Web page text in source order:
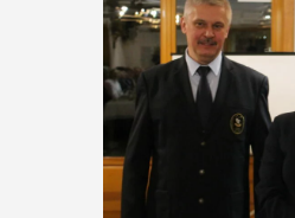
POKAŻ SZCZEGÓŁY